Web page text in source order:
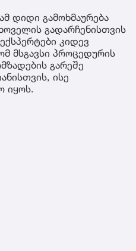
დიდი გამოხმაურება
გადარჩენისთვის
კიდევ
მსგავსი პროცედურის
გარეშე
ისე
იყოს.